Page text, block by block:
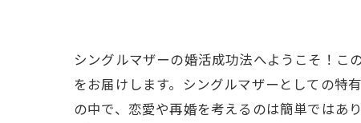
シングルマザーの婚活成功法へようこそ！こ
をお届けします。シングルマザーとしての特
の中で、恋愛や再婚を考えるのは簡単ではあ